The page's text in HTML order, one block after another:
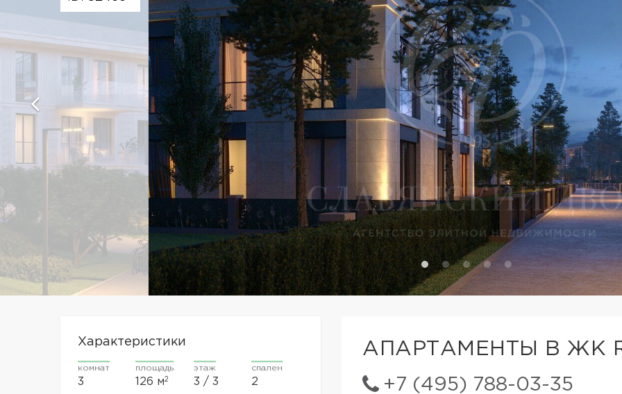
АПАРТАМЕНТЫ В ЖК
+7 (495) 788-03-35
Характеристики
комнат
3
площадь
126 м2
этаж
3 / 3
спален
2